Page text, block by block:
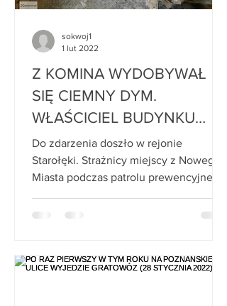
Z KOMINA WYDOBYWAŁ
SIĘ CIEMNY DYM.
WŁAŚCICIEL BUDYNKU
MUSI ZAPŁACIĆ 500 ZŁ
MANDATU (30 I 2022)
Do zdarzenia doszło w rejonie
Starołęki. Strażnicy miejscy z Nowego
Miasta podczas patrolu prewencyjnego
sokwoj1
1 lut 2022